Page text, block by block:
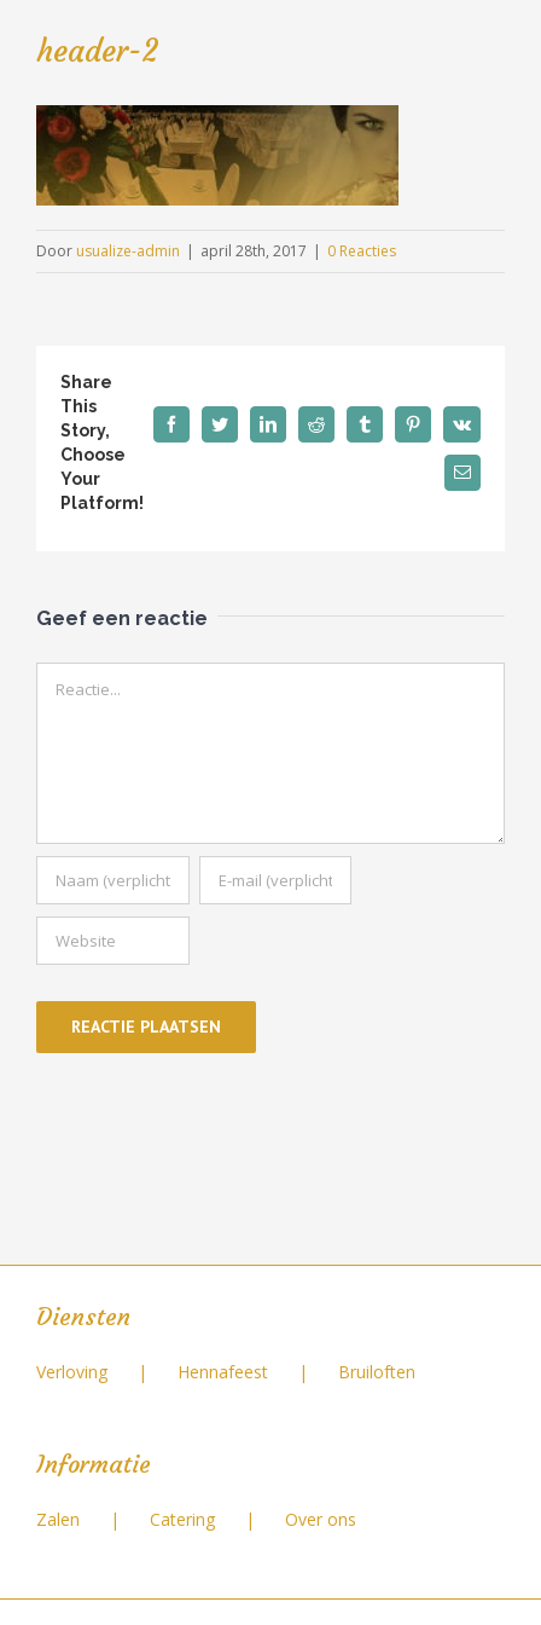
header-2
Door usualize-admin | april 28th, 2017 | 0 Reacties
Share
This
Story,
Choose
Your
Platform!
FacebookTwitterLinkedInReddit Tumblr PinterestVk
E-
mail
Geef een reactie
Diensten
Verloving Hennafeest Bruiloften
Informatie
Zalen Catering Over ons